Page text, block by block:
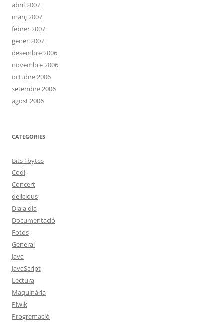
abril 2007
març 2007
febrer 2007
gener 2007
desembre 2006
novembre 2006
octubre 2006
setembre 2006
agost 2006
CATEGORIES
Bits i bytes
Codi
Concert
delicious
Dia a dia
Documentació
Fotos
General
Java
JavaScript
Lectura
Maquinària
Piwik
Programació